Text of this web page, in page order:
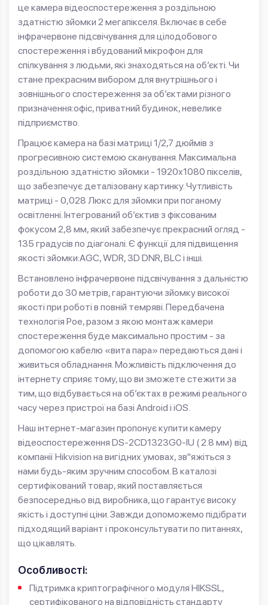
це камера відеоспостереження з роздільною
здатністю зйомки 2 мегапікселя. Включає в себе
інфрачервоне підсвічування для цілодобового
спостереження і вбудований мікрофон для
спілкування з людьми, які знаходяться на об’єкті. Чи
стане прекрасним вибором для внутрішнього і
зовнішнього спостереження за об’єктами різного
призначення:офіс, приватний будинок, невелике
підприємство.
Працює камера на базі матриці 1/2,7 дюймів з
прогресивною системою сканування. Максимальна
роздільною здатністю зйомки - 1920х1080 пікселів,
що забезпечує деталізовану картинку. Чутливість
матриці - 0,028 Люкс для зйомки при поганому
освітленні. Інтегрований об’єктив з фіксованим
фокусом 2,8 мм, який забезпечує прекрасний огляд -
135 градусів по діагоналі. Є функції для підвищення
якості зйомки:AGC, WDR, 3D DNR, BLC і інші.
Встановлено інфрачервоне підсвічування з дальністю
роботи до 30 метрів, гарантуючи зйомку високої
якості при роботі в повній темряві. Передбачена
технологія Рое, разом з якою монтаж камери
спостереження буде максимально простим - за
допомогою кабелю «вита пара» передаються дані і
живиться обладнання. Можливість підключення до
інтернету сприяє тому, що ви зможете стежити за
тим, що відбувається на об’єктах в режимі реального
часу через пристрої на базі Android і iOS.
Наш інтернет-магазин пропонує купити камеру
відеоспостереження DS-2CD1323G0-IU ( 2.8 мм) від
компанії Hikvision на вигідних умовах, зв"яжіться з
нами будь-яким зручним способом. В каталозі
сертифікований товар, який поставляється
безпосередньо від виробника, що гарантує високу
якість і доступні ціни. Завжди допоможемо підібрати
підходящий варіант і проконсультувати по питаннях,
що цікавлять.
Особливості:
Підтримка криптографічного модуля HIKSSL,
сертифікованого на відповідність стандарту